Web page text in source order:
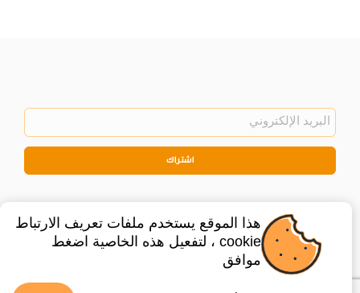
اشتراك
هذا الموقع يستخدم ملفات تعريف الارتباط
cookie ، لتفعيل هذه الخاصية اضغط
موافق